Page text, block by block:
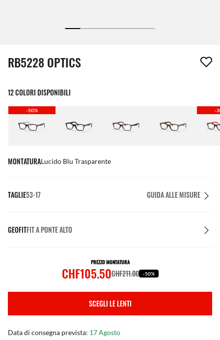
1 articolo è stato aggiunto alla tua wishlist
RB5228 OPTICS
12 COLORI DISPONIBILI
-50% -
MONTATURALucido Blu Trasparente
TAGLIE53-17 GUIDA ALLE MISURE
GEOFITFIT A PONTE ALTO
PREZZO MONTATURA
CHF105.50CHF211.00 -50%
SCEGLI LE LENTI
Data di consegna prevista: 17 Agosto